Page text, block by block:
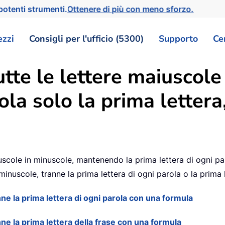
strumenti.Ottenere di più con meno sforzo.
Consigli per l'ufficio (5300) Supporto
le lettere
solo la prima
in minuscole, mantenendo la prima lettera di ogni
tranne la prima lettera di ogni parola o la
la prima lettera di ogni parola con una formula
la prima lettera della frase con una formula